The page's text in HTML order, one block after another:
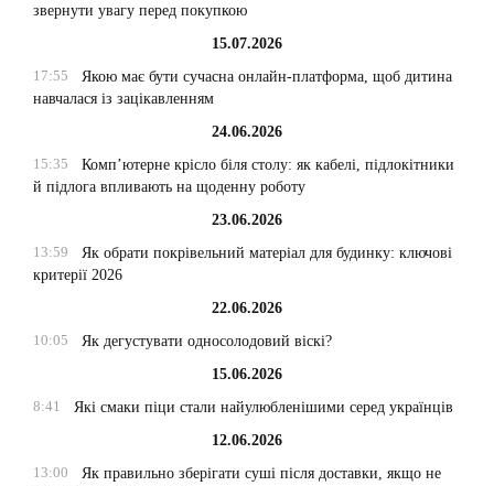
звернути увагу перед покупкою
15.07.2026
17:55
Якою має бути сучасна онлайн-платформа, щоб дитина
навчалася із зацікавленням
24.06.2026
15:35
Комп’ютерне крісло біля столу: як кабелі, підлокітники
й підлога впливають на щоденну роботу
23.06.2026
13:59
Як обрати покрівельний матеріал для будинку: ключові
критерії 2026
22.06.2026
10:05
Як дегустувати односолодовий віскі?
15.06.2026
8:41
Які смаки піци стали найулюбленішими серед українців
12.06.2026
13:00
Як правильно зберігати суші після доставки, якщо не